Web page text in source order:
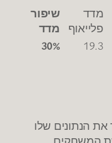
מדד
פלייאוף
שיפור
מדד
19.3
30%
הנתונים שלו